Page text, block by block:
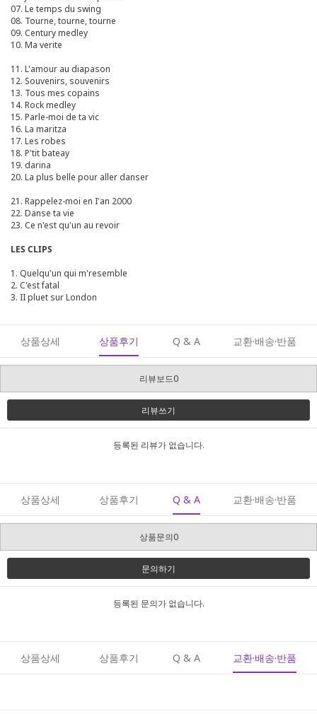
07. Le temps du swing
08. Tourne, tourne, tourne
09. Century medley
10. Ma verite
11. L'amour au diapason
12. Souvenirs, souvenirs
13. Tous mes copains
14. Rock medley
15. Parle-moi de ta vic
16. La maritza
17. Les robes
18. P'tit bateay
19. darina
20. La plus belle pour aller danser
21. Rappelez-moi en I'an 2000
22. Danse ta vie
23. Ce n'est qu'un au revoir
LES CLIPS
1. Quelqu'un qui m'resemble
2. C'est fatal
3. II pluet sur London
상품상세 상품후기 Q & A 교환·배송·반품
리뷰보드0
리뷰쓰기
등록된 리뷰가 없습니다.
상품상세 상품후기 Q & A 교환·배송·반품
상품문의0
문의하기
등록된 문의가 없습니다.
상품상세 상품후기 Q & A 교환·배송·반품